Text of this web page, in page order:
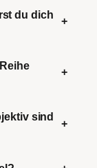
du dich
+
+
sind
+